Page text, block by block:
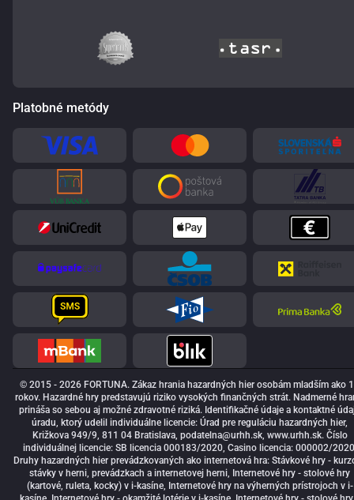
Platobné metódy
© 2015 - 2026 FORTUNA. Zákaz hrania hazardných hier osobám mladším ako
rokov. Hazardné hry predstavujú riziko vysokých finančných strát. Nadmerné
prináša so sebou aj možné zdravotné riziká. Identifikačné údaje a kontaktné
úradu, ktorý udelil individuálne licencie: Úrad pre reguláciu hazardných hier,
Križkova 949/9, 811 04 Bratislava, podatelna@urhh.sk, www.urhh.sk. Číslo
individuálnej licencie: SB licencia 000183/2020, Casino licencia: 000002/
Druhy hazardných hier prevádzkovaných ako internetová hra: Stávkové hry -
stávky v herni, prevádzkach a internetovej herni, Internetové hry - stolové hry
(kartové, ruleta, kocky) v i-kasíne, Internetové hry na výherných prístrojoch v i-